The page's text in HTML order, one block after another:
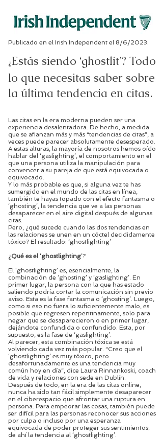
Publicado en el Irish Independent el 8/6/2023:
¿ Estás siendo ‘ghostlit’? Todo
lo que necesitas saber sobre
la última tendencia en citas.
Las citas en la era moderna pueden ser una
experiencia desalentadora. De hecho, a medida
que se afianzan más y más “tendencias de citas”, a
veces puede parecer absolutamente desesperado.
A estas alturas, la mayoría de nosotros hemos oído
hablar del ‘gaslighting’, el comportamiento en el
que una persona utiliza la manipulación para
convencer a su pareja de que está equivocada o
equivocado.
Y lo más probable es que, si alguna vez te has
sumergido en el mundo de las citas en línea,
también te hayas topado con el efecto fantasma o
‘ghosting’, la tendencia que ve a las personas
desaparecer en el aire digital después de algunas
citas.
Pero, ¿qué sucede cuando las dos tendencias en
las relaciones se unen en un cóctel decididamente
tóxico? El resultado: ‘ghostlighting’
¿Qué es el ‘ghostlighting’?
El ‘ghostlighting’ es, esencialmente, la
combinación de ‘ghosting’ y ‘gaslighting’. En
primer lugar, la persona con la que has estado
saliendo podría cortar la comunicación sin previo
aviso. Esta es la fase fantasma o ‘ghosting’. Luego,
como si eso no fuera lo suficientemente malo, es
posible que regresen repentinamente, solo para
negar que se desaparecieron o en primer lugar,
dejándote confundida o confundido. Esta, por
supuesto, es la fase de ‘gaslighting’.
Al parecer, esta combinación tóxica se está
volviendo cada vez más popular. “Creo que el
‘ghostlighting’ es muy tóxico, pero
desafortunadamente es una tendencia muy
común hoy en día”, dice Laura Rinnankoski, coach
de vida y relaciones con sede en Dublín.
Después de todo, en la era de las citas online,
nunca ha sido tan fácil simplemente desaparecer
en el ciberespacio que afrontar una ruptura en
persona. Para empeorar las cosas, también puede
ser difícil para las personas reconocer sus acciones
por culpa o incluso por una esperanza
equivocada de poder proteger sus sentimientos;
de ahí la tendencia al ‘ghostlighting’.